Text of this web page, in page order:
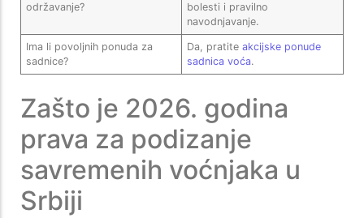
održavanje?
bolesti i pravilno
navodnjavanje.
Ima li povoljnih ponuda za
sadnice?
Da, pratiteakcijske ponude
sadnica voća.
Zašto je 2026. godina
prava za podizanje
savremenih voćnjaka u
Srbiji